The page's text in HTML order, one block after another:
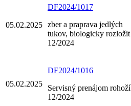
05.02.2025
DF2024/1017
zber a praprava jedlých
tukov, biologicky rozložit
12/2024
05.02.2025
DF2024/1016
Servisný prenájom rohoží
12/2024